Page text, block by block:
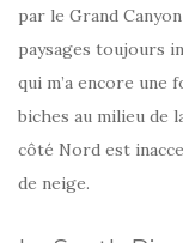
par le Grand
paysages toujours
qui m’a encore une
biches au milieu de
côté Nord est
de neige.